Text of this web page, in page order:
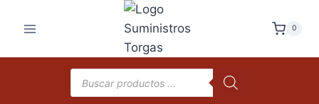
0
Búsqueda
de
productos